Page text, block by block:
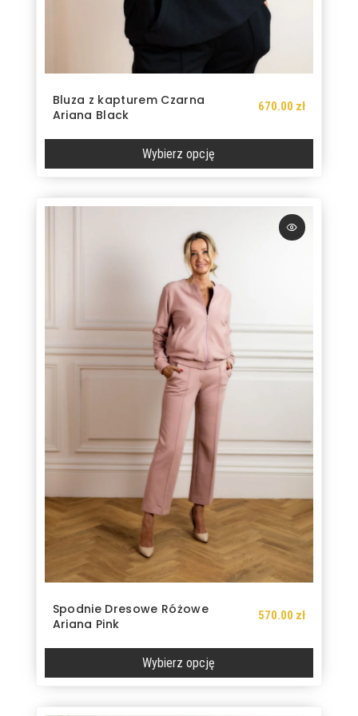
Bluza z kapturem Czarna
Ariana Black
670.00 zł
Wybierz opcję
Ten
produkt
wiele
wariantów.
Opcje
można
wybrać
na
stronie
produktu
Spodnie Dresowe Różowe
Ariana Pink
570.00 zł
Wybierz opcję
Ten
produkt